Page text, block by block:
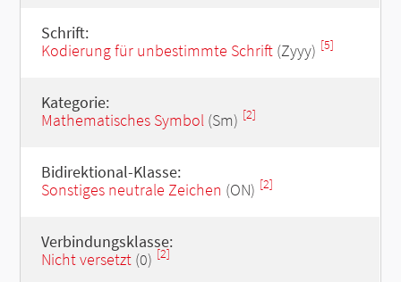
Schrift:
Kodierung für unbestimmte Schrift(Zyyy) [5]
Kategorie:
Mathematisches Symbol(Sm) [2]
Bidirektional-Klasse:
Sonstiges neutrale Zeichen (ON) [2]
Verbindungsklasse:
Nicht versetzt(0) [2]